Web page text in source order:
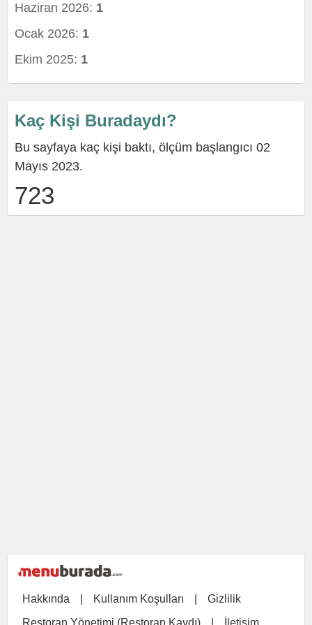
Haziran 2026: 1
Ocak 2026: 1
Ekim 2025: 1
Kaç Kişi Buradaydı?
Bu sayfaya kaç kişi baktı, ölçüm başlangıcı 02
Mayıs 2023.
723
Hakkında Kullanım Koşulları
Gizlilik
Restoran Yönetimi (Restoran Kaydı)
İletişim